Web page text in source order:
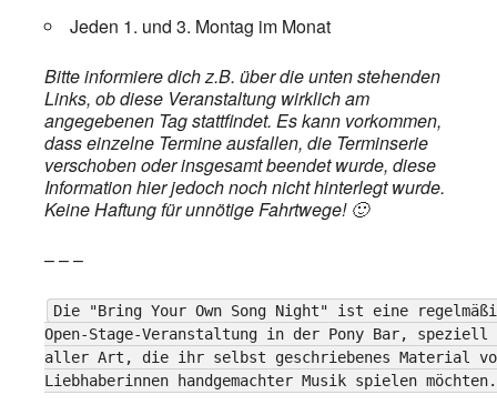
Jeden 1. und 3. Montag im Monat
Bitte informiere dich z.B. über die unten stehenden
Links, ob diese Veranstaltung wirklich am
angegebenen Tag stattfindet. Es kann vorkommen,
dass einzelne Termine ausfallen, die Terminserie
verschoben oder insgesamt beendet wurde, diese
Information hier jedoch noch nicht hinterlegt wurde.
Keine Haftung für unnötige Fahrtwege! 🙂
– – –
Die "Bring Your Own Song Night" ist eine
Open-Stage-Veranstaltung in der Pony Bar,
aller Art, die ihr selbst geschriebenes Material vor
Liebhaberinnen handgemachter Musik spielen möchten.